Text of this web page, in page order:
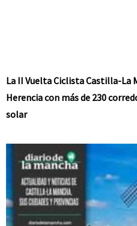
La II Vuelta Ciclista Castilla-La
Herencia con más de 230
solar